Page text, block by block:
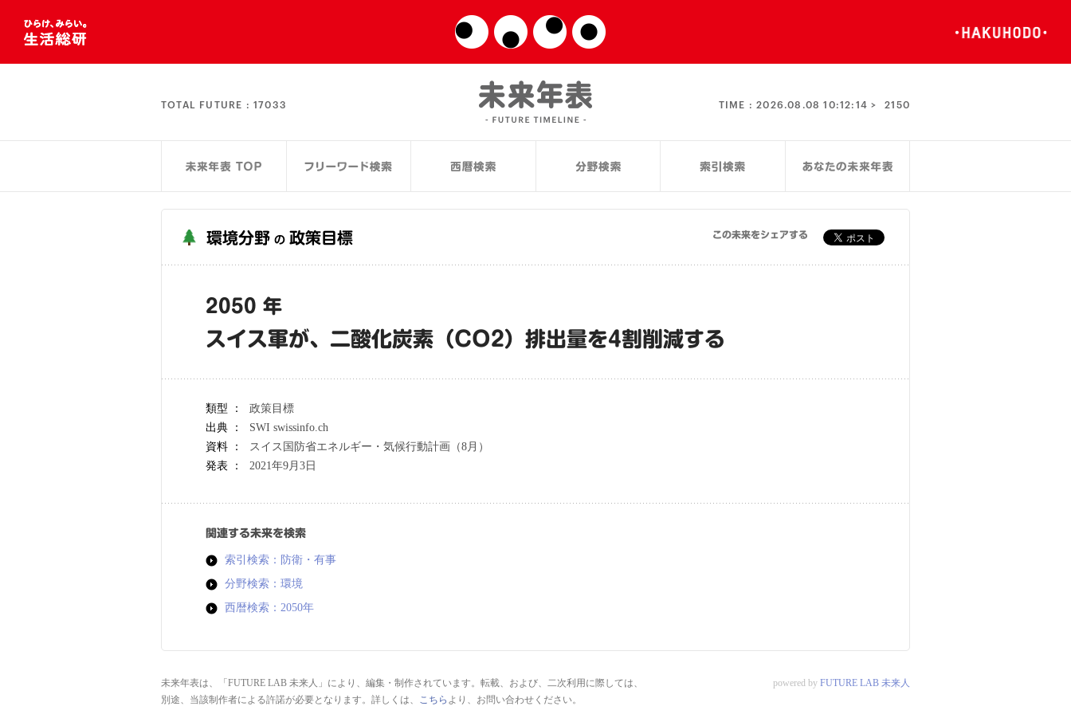
TOTAL FUTURE : 17033 TIME :2026.08.08 10:12:14 > 2150
環境分野 の 政策目標 この未来をシェアする
2050 年
スイス軍が、二酸化炭素（CO2）排出量を4割削減する
類型 ：
政策目標
出典 ：
SWI swissinfo.ch
資料 ：
スイス国防省エネルギー・気候行動計画（8月）
発表 ：
2021年9月3日
関連する未来を検索
索引検索：防衛・有事
分野検索：環境
西暦検索：2050年
未来年表は、「FUTURE LAB 未来人」により、編集・制作されています。転載、および、二次利用に際しては、
別途、当該制作者による許諾が必要となります。詳しくは、 こちら より、お問い合わせください。
powered by FUTURE LAB 未来人